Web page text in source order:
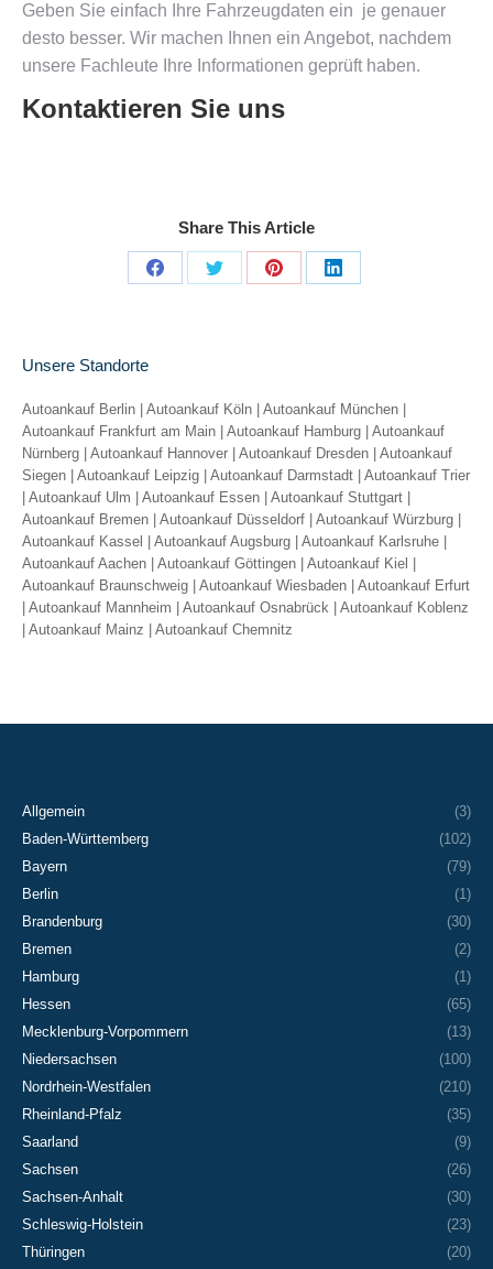
Geben Sie einfach Ihre Fahrzeugdaten ein  je genauer
desto besser. Wir machen Ihnen ein Angebot, nachdem
unsere Fachleute Ihre Informationen geprüft haben.
Kontaktieren Sie uns
Share This Article
Share
Share
Share
Share
Unsere Standorte
Autoankauf Berlin Autoankauf Köln Autoankauf München
Autoankauf Frankfurt am Main
Autoankauf Hamburg
Autoankauf
Nürnberg
Autoankauf Hannover Autoankauf Dresden
Autoankauf
Siegen
Autoankauf Leipzig Autoankauf Darmstadt
Autoankauf Trier
Autoankauf Ulm Autoankauf Essen Autoankauf Stuttgart
Autoankauf Bremen
Autoankauf Düsseldorf Autoankauf Würzburg
Autoankauf Kassel
Autoankauf Augsburg Autoankauf Karlsruhe
Autoankauf Aachen
Autoankauf Göttingen Autoankauf Kiel
Autoankauf Braunschweig
Autoankauf Wiesbaden
Autoankauf Erfurt
Autoankauf Mannheim Autoankauf Osnabrück
Autoankauf Koblenz
Autoankauf Mainz Autoankauf Chemnitz
Allgemein
(3)
Baden-Württemberg
(102)
Bayern
(79)
Berlin
(1)
Brandenburg
(30)
Bremen
(2)
Hamburg
(1)
Hessen
(65)
Mecklenburg-Vorpommern
(13)
Niedersachsen
(100)
Nordrhein-Westfalen
(210)
Rheinland-Pfalz
(35)
Saarland
(9)
Sachsen
(26)
Sachsen-Anhalt
(30)
Schleswig-Holstein
(23)
Thüringen
(20)